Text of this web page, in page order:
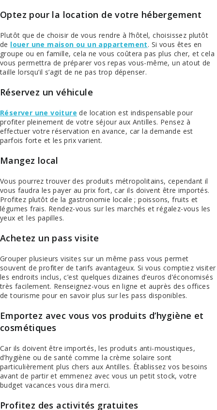
Optez pour la location de votre hébergement
Plutôt que de choisir de vous rendre à l’hôtel, choisissez plutôt
de louer une maison ou un appartement. Si vous êtes en
groupe ou en famille, cela ne vous coûtera pas plus cher, et cela
vous permettra de préparer vos repas vous-même, un atout de
taille lorsqu’il s’agit de ne pas trop dépenser.
Réservez un véhicule
Réserver une voiture de location est indispensable pour
profiter pleinement de votre séjour aux Antilles. Pensez à
effectuer votre réservation en avance, car la demande est
parfois forte et les prix varient.
Mangez local
Vous pourrez trouver des produits métropolitains, cependant il
vous faudra les payer au prix fort, car ils doivent être importés.
Profitez plutôt de la gastronomie locale ; poissons, fruits et
légumes frais. Rendez-vous sur les marchés et régalez-vous les
yeux et les papilles.
Achetez un pass visite
Grouper plusieurs visites sur un même pass vous permet
souvent de profiter de tarifs avantageux. Si vous comptiez visiter
les endroits inclus, c’est quelques dizaines d’euros d’économisés
très facilement. Renseignez-vous en ligne et auprès des offices
de tourisme pour en savoir plus sur les pass disponibles.
Emportez avec vous vos produits d’hygiène et
cosmétiques
Car ils doivent être importés, les produits anti-moustiques,
d’hygiène ou de santé comme la crème solaire sont
particulièrement plus chers aux Antilles. Établissez vos besoins
avant de partir et emmenez avec vous un petit stock, votre
budget vacances vous dira merci.
Profitez des activités gratuites